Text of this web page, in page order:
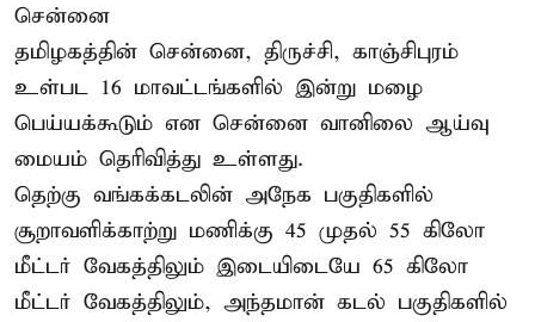
சென்னை
தமிழகத்தின் சென்னை, திருச்சி, காஞ்சிபுரம்
உள்பட 16 மாவட்டங்களில் இன்று மழை
பெய்யக்கூடும் என சென்னை வானிலை ஆய்வு
மையம் தெரிவித்து உள்ளது.
தெற்கு வங்கக்கடலின் அநேக பகுதிகளில்
சூறாவளிக்காற்று மணிக்கு 45 முதல் 55 கிலோ
மீட்டர் வேகத்திலும் இடையிடையே 65 கிலோ
மீட்டர் வேகத்திலும், அந்தமான் கடல் பகுதிகளில்